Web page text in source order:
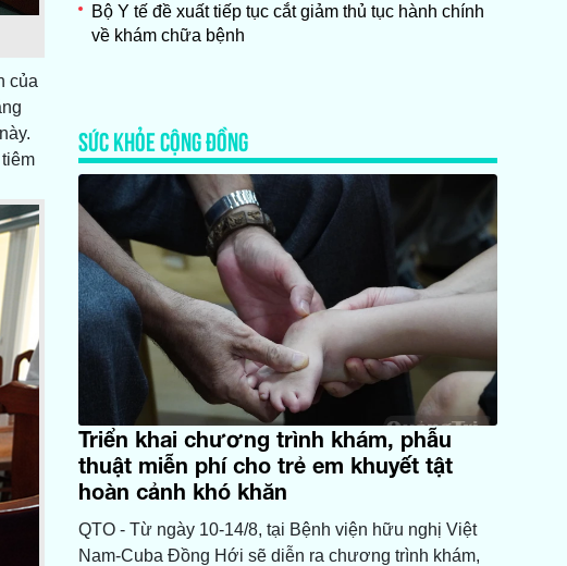
của
Bộ Y tế đề xuất tiếp tục cắt giảm thủ tục hành chính
về khám chữa bệnh
SỨC KHỎE CỘNG ĐỒNG
Triển khai chương trình khám, phẫu
thuật miễn phí cho trẻ em khuyết tật
hoàn cảnh khó khăn
QTO - Từ ngày 10-14/8, tại Bệnh viện hữu nghị Việt
Nam-Cuba Đồng Hới sẽ diễn ra chương trình khám,